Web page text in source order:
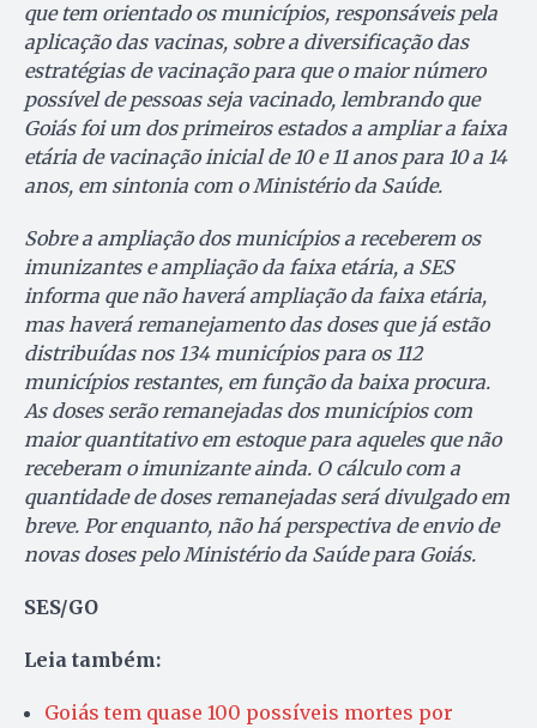
que tem orientado os municípios, responsáveis pela
aplicação das vacinas, sobre a diversificação das
estratégias de vacinação para que o maior número
possível de pessoas seja vacinado, lembrando que
Goiás foi um dos primeiros estados a ampliar a faixa
etária de vacinação inicial de 10 e 11 anos para 10 a 14
anos, em sintonia com o Ministério da Saúde.
Sobre a ampliação dos municípios a receberem os
imunizantes e ampliação da faixa etária, a SES
informa que não haverá ampliação da faixa etária,
mas haverá remanejamento das doses que já estão
distribuídas nos 134 municípios para os 112
municípios restantes, em função da baixa procura.
As doses serão remanejadas dos municípios com
maior quantitativo em estoque para aqueles que não
receberam o imunizante ainda. O cálculo com a
quantidade de doses remanejadas será divulgado em
breve. Por enquanto, não há perspectiva de envio de
novas doses pelo Ministério da Saúde para Goiás.
SES/GO
Leia também:
Goiás tem quase 100 possíveis mortes por